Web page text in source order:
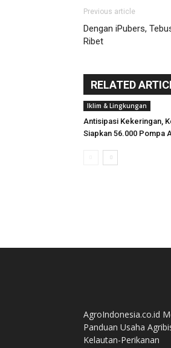
Previous article
Dengan iPubers,
Ribet
RELATED
Iklim & Lingkungan
Antisipasi Kekeringan,
Siapkan 56.000 Pompa
AgroIndonesia.co.id
Panduan Usaha
Kelautan-Perikanan